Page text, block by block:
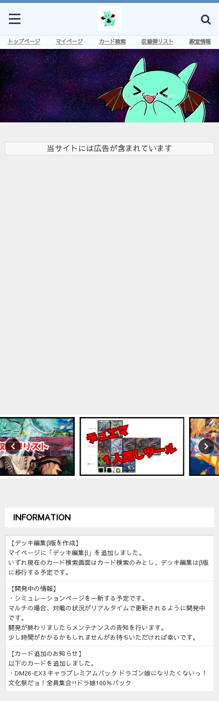
トップページ マイページ カード検索 収録弾リスト 殿堂情報
当サイトには広告が含まれています
INFORMATION
【デッキ編集β版を作成】
マイページに「デッキ編集β」を追加しました。
いずれ現在のカード検索画面はカード検索のみとし、デッキ編集はβ版
に移行する予定です。
【開発中の情報】
・シミュレーションページを一新する予定です。
マルチの場合、対戦の状況がリアルタイムで更新されるように開発中
です。
開発が終わりましたらメンテナンスの告知を行います。
少し時間がかかるかもしれませんがお待ちいただければ幸いです。
【カード追加のお知らせ】
以下のカードを追加しました。
・DM26-EX3 キャラプレミアムパック ドラゴン娘になりたくないっ！
文化祭だョ！全員集合!!ドラ娘100％パック